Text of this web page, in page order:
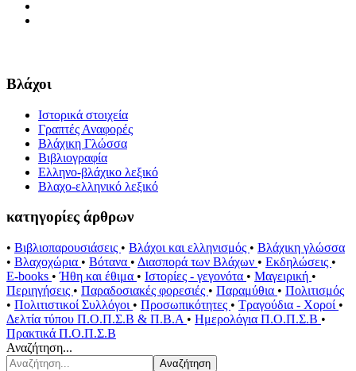
Βλάχοι
Ιστορικά στοιχεία
Γραπτές Αναφορές
Βλάχικη Γλώσσα
Βιβλιογραφία
Ελληνο-βλάχικο λεξικό
Βλαχο-ελληνικό λεξικό
κατηγορίες άρθρων
• Βιβλιοπαρουσιάσεις • Βλάχοι και ελληνισμός • Βλάχικη γλώσσα
• Βλαχοχώρια • Βότανα • Διασπορά των Βλάχων • Εκδηλώσεις •
E-books •Ήθη και έθιμα • Ιστορίες - γεγονότα • Μαγειρική •
Περιηγήσεις • Παραδοσιακές φορεσιές • Παραμύθια • Πολιτισμός
• Πολιτιστικοί Συλλόγοι • Προσωπικότητες • Τραγούδια - Χοροί •
Δελτία τύπου Π.Ο.Π.Σ.Β & Π.Β.Α • Ημερολόγια Π.Ο.Π.Σ.Β •
Πρακτικά Π.Ο.Π.Σ.Β
Αναζήτηση...
Αναζήτηση